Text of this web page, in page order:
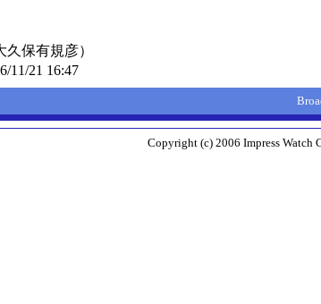
久保有規彦）
11/21 16:47
Copyright (c) 2006 Impress Watch